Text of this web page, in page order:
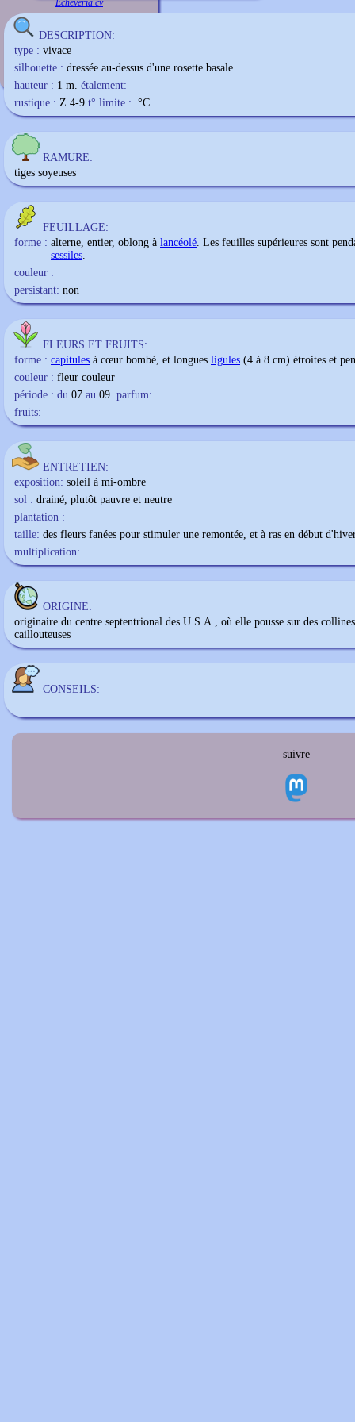
Echeveria cv
DESCRIPTION:
type : vivace
silhouette : dressée au-dessus d'une rosette basale
hauteur : 1 m. étalement:
rustique : Z 4-9 t° limite : °C
RAMURE:
tiges soyeuses
FEUILLAGE:
forme : alterne, entier, oblong à lancéolé. Les feuilles supérieures sont
sessiles.
couleur :
persistant: non
FLEURS ET FRUITS:
forme : capitules à cœur bombé, et longues ligules (4 à 8 cm) étroites et
couleur : fleur couleur
période : du 07 au 09 parfum:
fruits:
ENTRETIEN:
exposition: soleil à mi-ombre
sol : drainé, plutôt pauvre et neutre
plantation :
taille: des fleurs fanées pour stimuler une remontée, et à ras en début
multiplication:
ORIGINE:
originaire du centre septentrional des U.S.A., où elle pousse sur des collines
caillouteuses
CONSEILS:
suivre